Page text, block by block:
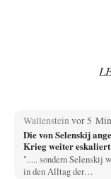
Wallenstein vor 5
Die von Selenskij
Krieg weiter eskaliert
"..... sondern Selenskij
in den Alltag der…